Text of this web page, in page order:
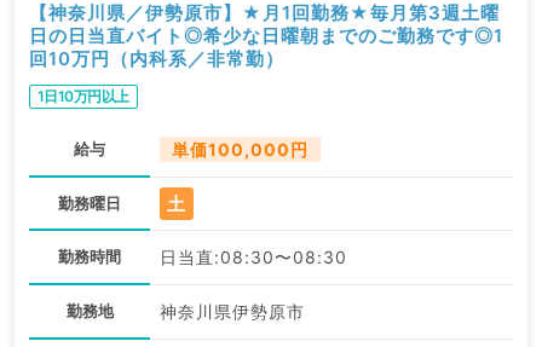
【神奈川県／伊勢原市】★月1回勤務★毎月第3週土曜
日の日当直バイト◎希少な日曜朝までのご勤務です◎1
回10万円（内科系／非常勤）
1日10万円以上
給与 単価100,000円
勤務曜日 土
勤務時間 日当直:08:30〜08:30
勤務地 神奈川県伊勢原市